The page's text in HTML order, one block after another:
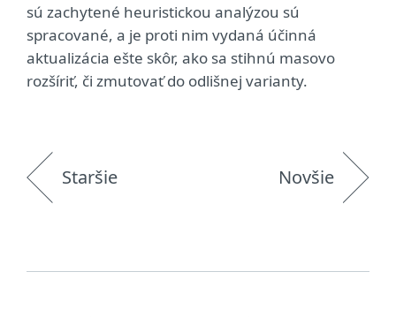
sú zachytené heuristickou analýzou sú
spracované, a je proti nim vydaná účinná
aktualizácia ešte skôr, ako sa stihnú masovo
rozšíriť, či zmutovať do odlišnej varianty.
Staršie Novšie